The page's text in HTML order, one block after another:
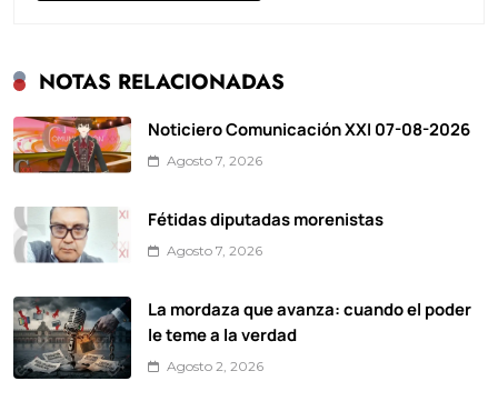
NOTAS RELACIONADAS
Noticiero Comunicación XXI 07-08-2026
Agosto 7, 2026
Fétidas diputadas morenistas
Agosto 7, 2026
La mordaza que avanza: cuando el poder
le teme a la verdad
Agosto 2, 2026